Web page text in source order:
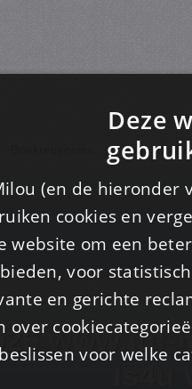
|Sponsor Juf
Deze
(en de
cookies en
website om een
voor
en gerichte
over
beslissen voor welke